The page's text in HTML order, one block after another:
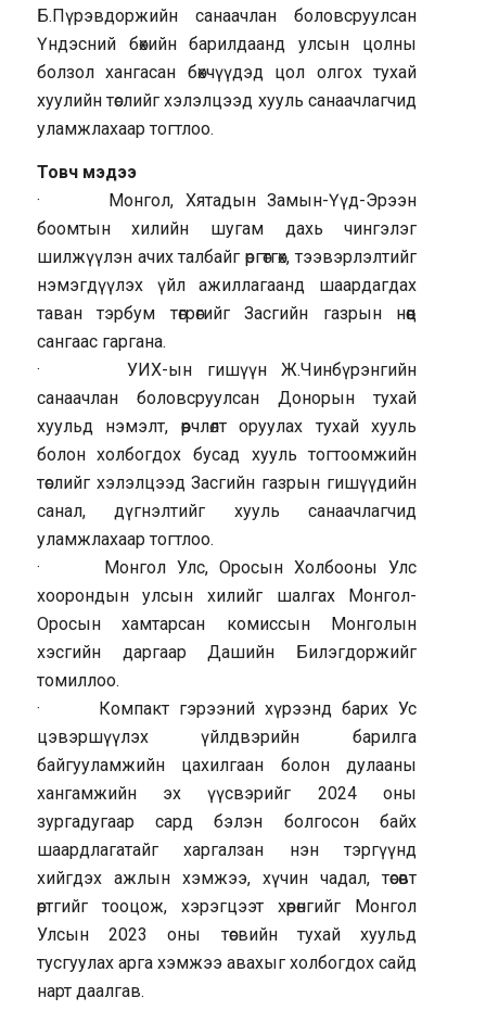
Б.Пүрэвдоржийн санаачлан боловсруулсан
Үндэсний бөхийн барилдаанд улсын цолны
болзол хангасан бөхчүүдэд цол олгох тухай
хуулийн төслийг хэлэлцээд хууль санаачлагчид
уламжлахаар тогтлоо.
Товч мэдээ
· Монгол, Хятадын Замын-Үүд-Эрээн
боомтын хилийн шугам дахь чингэлэг
шилжүүлэн ачих талбайг өргөтгөх, тээвэрлэлтийг
нэмэгдүүлэх үйл ажиллагаанд шаардагдах
таван тэрбум төгрөгийг Засгийн газрын нөөц
сангаас гаргана.
· УИХ-ын гишүүн Ж.Чинбүрэнгийн
санаачлан боловсруулсан Донорын тухай
хуульд нэмэлт, өөрчлөлт оруулах тухай хууль
болон холбогдох бусад хууль тогтоомжийн
төслийг хэлэлцээд Засгийн газрын гишүүдийн
санал, дүгнэлтийг хууль санаачлагчид
уламжлахаар тогтлоо.
· Монгол Улс, Оросын Холбооны Улс
хоорондын улсын хилийг шалгах Монгол-
Оросын хамтарсан комиссын Монголын
хэсгийн даргаар Дашийн Билэгдоржийг
томиллоо.
· Компакт гэрээний хүрээнд барих Ус
цэвэршүүлэх үйлдвэрийн барилга
байгууламжийн цахилгаан болон дулааны
хангамжийн эх үүсвэрийг 2024 оны
зургадугаар сард бэлэн болгосон байх
шаардлагатайг харгалзан нэн тэргүүнд
хийгдэх ажлын хэмжээ, хүчин чадал, төсөвт
өртгийг тооцож, хэрэгцээт хөрөнгийг Монгол
Улсын 2023 оны төсвийн тухай хуульд
тусгуулах арга хэмжээ авахыг холбогдох сайд
нарт даалгав.